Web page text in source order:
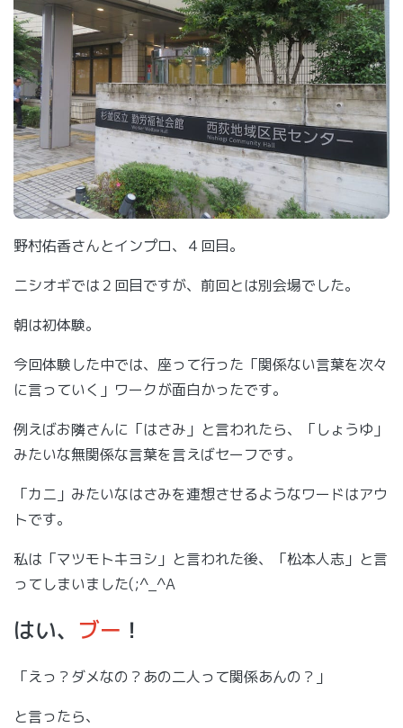
野村佑香さんとインプロ、４回目。
ニシオギでは２回目ですが、前回とは別会場でした。
朝は初体験。
今回体験した中では、座って行った「関係ない言葉を次々
に言っていく」ワークが面白かったです。
例えばお隣さんに「はさみ」と言われたら、「しょうゆ」
みたいな無関係な言葉を言えばセーフです。
「カニ」みたいなはさみを連想させるようなワードはアウ
トです。
私は「マツモトキヨシ」と言われた後、「松本人志」と言
ってしまいました(;^_^A
はい、 ブー ！
「えっ？ダメなの？あの二人って関係あんの？」
と言ったら、